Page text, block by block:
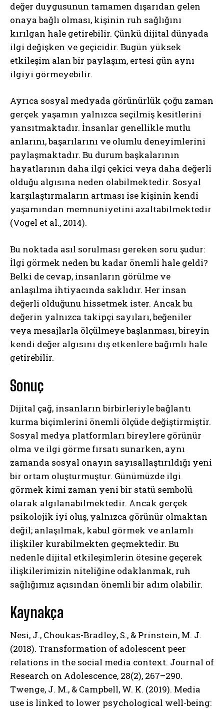
değer duygusunun tamamen dışarıdan gelen
onaya bağlı olması, kişinin ruh sağlığını
kırılgan hale getirebilir. Çünkü dijital dünyada
ilgi değişken ve geçicidir. Bugün yüksek
etkileşim alan bir paylaşım, ertesi gün aynı
ilgiyi görmeyebilir.
Ayrıca sosyal medyada görünürlük çoğu zaman
gerçek yaşamın yalnızca seçilmiş kesitlerini
yansıtmaktadır. İnsanlar genellikle mutlu
anlarını, başarılarını ve olumlu deneyimlerini
paylaşmaktadır. Bu durum başkalarının
hayatlarının daha ilgi çekici veya daha değerli
olduğu algısına neden olabilmektedir. Sosyal
karşılaştırmaların artması ise kişinin kendi
yaşamından memnuniyetini azaltabilmektedir
(Vogel et al., 2014).
Bu noktada asıl sorulması gereken soru şudur:
İlgi görmek neden bu kadar önemli hale geldi?
Belki de cevap, insanların görülme ve
anlaşılma ihtiyacında saklıdır. Her insan
değerli olduğunu hissetmek ister. Ancak bu
değerin yalnızca takipçi sayıları, beğeniler
veya mesajlarla ölçülmeye başlanması, bireyin
kendi değer algısını dış etkenlere bağımlı hale
getirebilir.
Sonuç
Dijital çağ, insanların birbirleriyle bağlantı
kurma biçimlerini önemli ölçüde değiştirmiştir.
Sosyal medya platformları bireylere görünür
olma ve ilgi görme fırsatı sunarken, aynı
zamanda sosyal onayın sayısallaştırıldığı yeni
bir ortam oluşturmuştur. Günümüzde ilgi
görmek kimi zaman yeni bir statü sembolü
olarak algılanabilmektedir. Ancak gerçek
psikolojik iyi oluş, yalnızca görünür olmaktan
değil; anlaşılmak, kabul görmek ve anlamlı
ilişkiler kurabilmekten geçmektedir. Bu
nedenle dijital etkileşimlerin ötesine geçerek
ilişkilerimizin niteliğine odaklanmak, ruh
sağlığımız açısından önemli bir adım olabilir.
Kaynakça
Nesi, J., Choukas-Bradley, S., & Prinstein, M. J.
(2018). Transformation of adolescent peer
relations in the social media context. Journal of
Research on Adolescence, 28(2), 267–290.
Twenge, J. M., & Campbell, W. K. (2019). Media
use is linked to lower psychological well-being: